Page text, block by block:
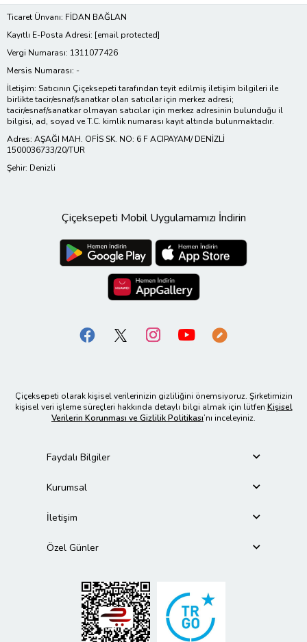
Ticaret Ünvanı: FİDAN BAĞLAN
Kayıtlı E-Posta Adresi: [email protected]
Vergi Numarası: 1311077426
Mersis Numarası: -
İletişim: Satıcının Çiçeksepeti tarafından teyit edilmiş iletişim bilgileri ile
birlikte tacir/esnaf/sanatkar olan satıcılar için merkez adresi;
tacir/esnaf/sanatkar olmayan satıcılar için merkez adresinin bulunduğu il
bilgisi, ad, soyad ve T.C. kimlik numarası kayıt altında bulunmaktadır.
Adres: AŞAĞI MAH. OFİS SK. NO: 6 F ACIPAYAM/ DENİZLİ
1500036733/20/TUR
Şehir: Denizli
Çiçeksepeti Mobil Uygulamamızı İndirin
Çiçeksepeti olarak kişisel verilerinizin gizliliğini önemsiyoruz. Şirketimizin
kişisel veri işleme süreçleri hakkında detaylı bilgi almak için lütfen Kişisel
Verilerin Korunması ve Gizlilik Politikası’nı inceleyiniz.
Faydalı Bilgiler
Kurumsal
İletişim
Özel Günler